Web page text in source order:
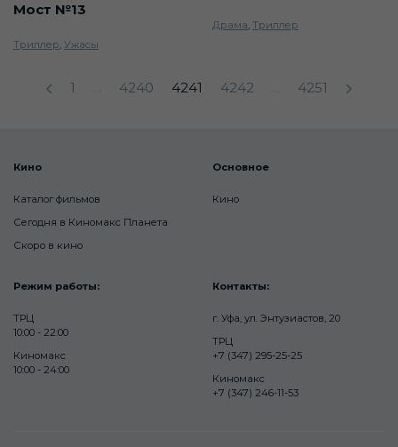
Мост №13
Триллер, Ужасы
Драма, Триллер
1 4240 4241 4242 4251
Кино
Каталог фильмов
Сегодня в Киномакс Планета
Скоро в кино
Основное
Кино
Режим работы:
ТРЦ
10:00 - 22:00
Киномакс
10:00 - 24:00
Контакты:
г. Уфа, ул. Энтузиастов, 20
ТРЦ
+7 (347) 295-25-25
Киномакс
+7 (347) 246-11-53